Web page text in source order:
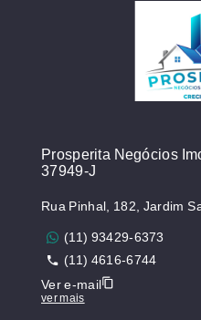
Prosperita Negócios
37949-J
Rua Pinhal, 182, Jardim
(11) 93429-6373
(11) 4616-6744
Ver e-mail
ver mais